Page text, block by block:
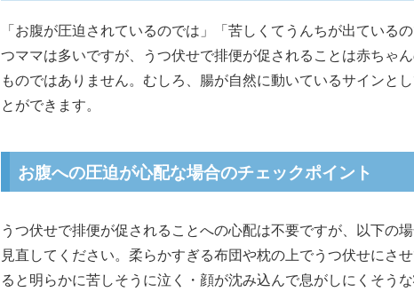
「お腹が圧迫されているのでは」「苦しくてうんちが出ている
つママは多いですが、うつ伏せで排便が促されることは赤ちゃ
ものではありません。むしろ、腸が自然に動いているサインと
とができます。
お腹への圧迫が心配な場合のチェックポイント
うつ伏せで排便が促されることへの心配は不要ですが、以下の
見直してください。柔らかすぎる布団や枕の上でうつ伏せにさ
ると明らかに苦しそうに泣く・顔が沈み込んで息がしにくそう